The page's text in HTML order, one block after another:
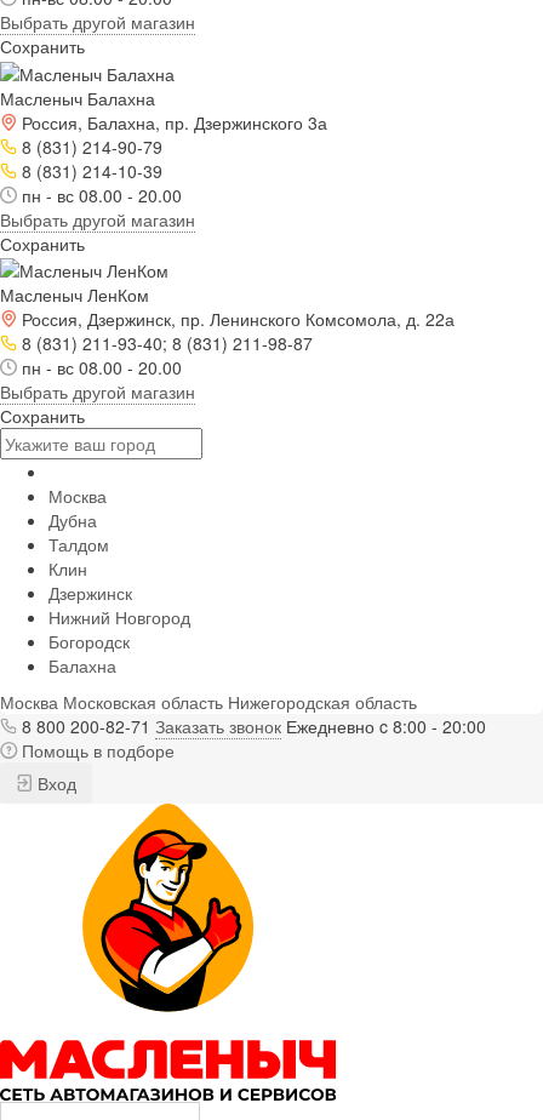
Выбрать другой магазин
Сохранить
Масленыч Балахна
Россия, Балахна, пр. Дзержинского 3а
8 (831) 214-90-79
8 (831) 214-10-39
пн - вс 08.00 - 20.00
Выбрать другой магазин
Сохранить
Масленыч ЛенКом
Россия, Дзержинск, пр. Ленинского Комсомола, д. 22а
8 (831) 211-93-40; 8 (831) 211-98-87
пн - вс 08.00 - 20.00
Выбрать другой магазин
Сохранить
Москва
Дубна
Талдом
Клин
Дзержинск
Нижний Новгород
Богородск
Балахна
Москва Московская область Нижегородская область
8 800 200-82-71 Заказать звонок Ежедневно c 8:00 - 20:00
Помощь в подборе
Вход